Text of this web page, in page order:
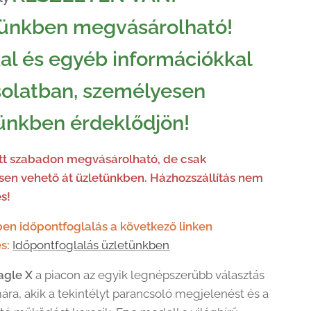
megvásárolható!
és egyéb információkkal
személyesen
érdeklődjön!
szabadon megvásárolható, de csak
vehető át üzletünkben. Házhozszállítás nem
időpontfoglalás a következő linken
Időpontfoglalás üzletünkben
Xa piacon az egyik legnépszerűbb választás
akik a tekintélyt parancsoló megjelenést és a